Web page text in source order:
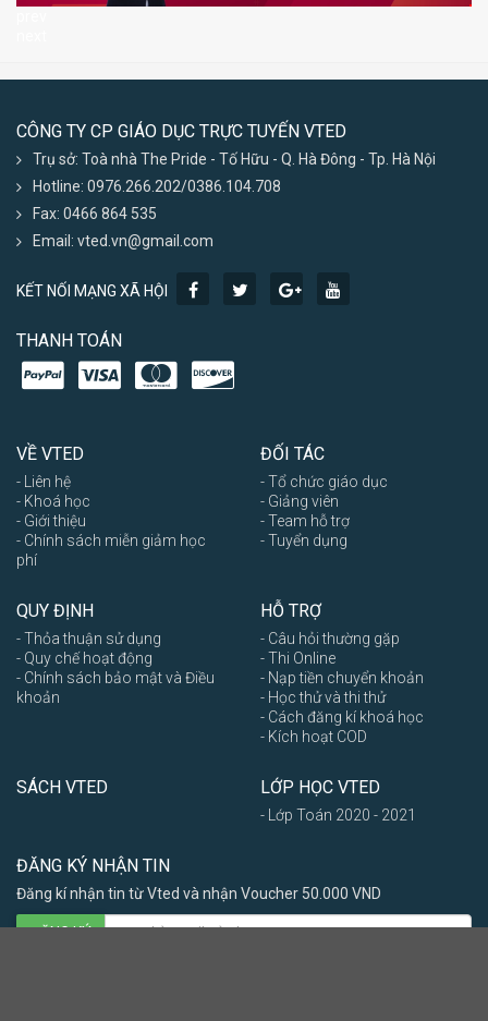
CÔNG TY CP GIÁO DỤC TRỰC TUYẾN VTED
Trụ sở: Toà nhà The Pride - Tố Hữu - Q. Hà Đông - Tp. Hà Nội
Hotline: 0976.266.202/0386.104.708
Fax: 0466 864 535
Email: vted.vn@gmail.com
KẾT NỐI MẠNG XÃ HỘI
THANH TOÁN
VỀ VTED
- Liên hệ
- Khoá học
- Giới thiệu
- Chính sách miễn giảm học
phí
ĐỐI TÁC
- Tổ chức giáo dục
- Giảng viên
- Team hỗ trợ
- Tuyển dụng
QUY ĐỊNH
- Thỏa thuận sử dụng
- Quy chế hoạt động
- Chính sách bảo mật và Điều
khoản
HỖ TRỢ
- Câu hỏi thường gặp
- Thi Online
- Nạp tiền chuyển khoản
- Học thử và thi thử
- Cách đăng kí khoá học
- Kích hoạt COD
SÁCH VTED LỚP HỌC VTED
- Lớp Toán 2020 - 2021
ĐĂNG KÝ NHẬN TIN
Đăng kí nhận tin từ Vted và nhận Voucher 50.000 VND
ĐĂNG KÝ